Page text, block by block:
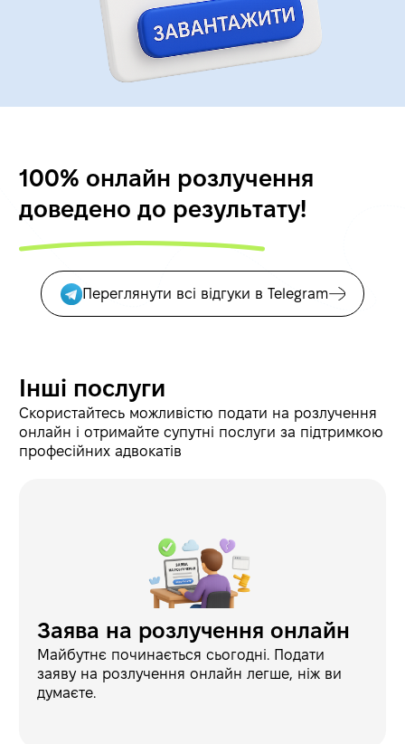
100% онлайн розлучення
доведено до результату!
Переглянути всі відгуки в Telegram
Інші послуги
Скористайтесь можливістю подати на розлучення
онлайн і отримайте супутні послуги за підтримкою
професійних адвокатів
Заява на розлучення онлайн
Майбутнє починається сьогодні. Подати
заяву на розлучення онлайн легше, ніж ви
думаєте.